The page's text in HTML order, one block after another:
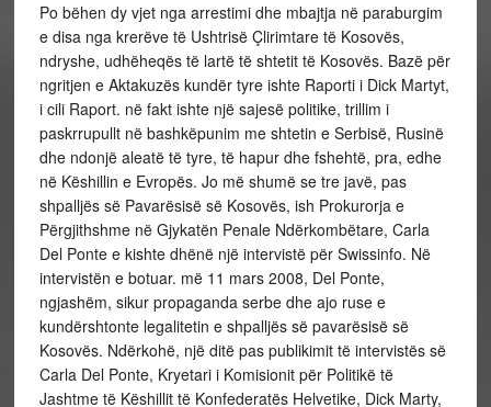
Po bëhen dy vjet nga arrestimi dhe mbajtja në paraburgim
e disa nga krerëve të Ushtrisë Çlirimtare të Kosovës,
ndryshe, udhëheqës të lartë të shtetit të Kosovës. Bazë për
ngritjen e Aktakuzës kundër tyre ishte Raporti i Dick Martyt,
i cili Raport. në fakt ishte një sajesë politike, trillim i
paskrrupullt në bashkëpunim me shtetin e Serbisë, Rusinë
dhe ndonjë aleatë të tyre, të hapur dhe fshehtë, pra, edhe
në Këshillin e Evropës. Jo më shumë se tre javë, pas
shpalljës së Pavarësisë së Kosovës, ish Prokurorja e
Përgjithshme në Gjykatën Penale Ndërkombëtare, Carla
Del Ponte e kishte dhënë një intervistë për Swissinfo. Në
intervistën e botuar. më 11 mars 2008, Del Ponte,
ngjashëm, sikur propaganda serbe dhe ajo ruse e
kundërshtonte legalitetin e shpalljës së pavarësisë së
Kosovës. Ndërkohë, një ditë pas publikimit të intervistës së
Carla Del Ponte, Kryetari i Komisionit për Politikë të
Jashtme të Këshillit të Konfederatës Helvetike, Dick Marty,